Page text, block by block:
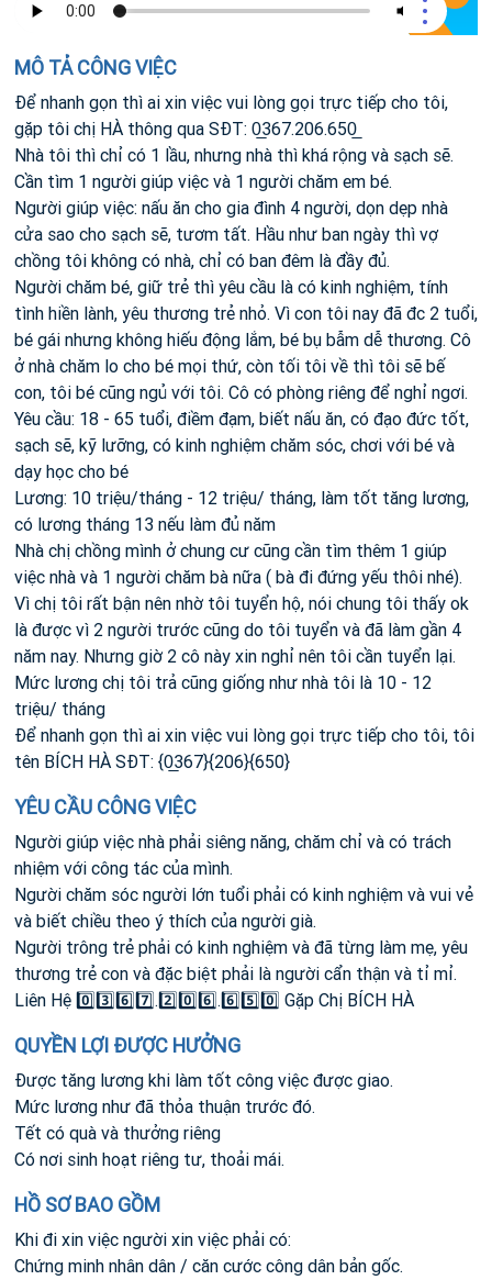
MÔ TẢ CÔNG VIỆC
Để nhanh gọn thì ai xin việc vui lòng gọi trực tiếp cho tôi,
gặp tôi chị HÀ thông qua SĐT: 0̲367.206.650̲
Nhà tôi thì chỉ có 1 lầu, nhưng nhà thì khá rộng và sạch sẽ.
Cần tìm 1 người giúp việc và 1 người chăm em bé.
Người giúp việc: nấu ăn cho gia đình 4 người, dọn dẹp nhà
cửa sao cho sạch sẽ, tươm tất. Hầu như ban ngày thì vợ
chồng tôi không có nhà, chỉ có ban đêm là đầy đủ.
Người chăm bé, giữ trẻ thì yêu cầu là có kinh nghiệm, tính
tình hiền lành, yêu thương trẻ nhỏ. Vì con tôi nay đã đc 2 tuổi,
bé gái nhưng không hiếu động lắm, bé bụ bẫm dễ thương. Cô
ở nhà chăm lo cho bé mọi thứ, còn tối tôi về thì tôi sẽ bế
con, tôi bé cũng ngủ với tôi. Cô có phòng riêng để nghỉ ngơi.
Yêu cầu: 18 - 65 tuổi, điềm đạm, biết nấu ăn, có đạo đức tốt,
sạch sẽ, kỹ lưỡng, có kinh nghiệm chăm sóc, chơi với bé và
dạy học cho bé
Lương: 10 triệu/tháng - 12 triệu/ tháng, làm tốt tăng lương,
có lương tháng 13 nếu làm đủ năm
Nhà chị chồng mình ở chung cư cũng cần tìm thêm 1 giúp
việc nhà và 1 người chăm bà nữa ( bà đi đứng yếu thôi nhé).
Vì chị tôi rất bận nên nhờ tôi tuyển hộ, nói chung tôi thấy ok
là được vì 2 người trước cũng do tôi tuyển và đã làm gần 4
năm nay. Nhưng giờ 2 cô này xin nghỉ nên tôi cần tuyển lại.
Mức lương chị tôi trả cũng giống như nhà tôi là 10 - 12
triệu/ tháng
Để nhanh gọn thì ai xin việc vui lòng gọi trực tiếp cho tôi, tôi
tên BÍCH HÀ SĐT: {0̲367}{206}{650}
YÊU CẦU CÔNG VIỆC
Người giúp việc nhà phải siêng năng, chăm chỉ và có trách
nhiệm với công tác của mình.
Người chăm sóc người lớn tuổi phải có kinh nghiệm và vui vẻ
và biết chiều theo ý thích của người già.
Người trông trẻ phải có kinh nghiệm và đã từng làm mẹ, yêu
thương trẻ con và đặc biệt phải là người cẩn thận và tỉ mỉ.
Liên Hệ 0️⃣3️⃣6️⃣7️⃣.2️⃣0️⃣6️⃣.6️⃣5️⃣0️⃣ Gặp Chị BÍCH HÀ
QUYỀN LỢI ĐƯỢC HƯỞNG
Được tăng lương khi làm tốt công việc được giao.
Mức lương như đã thỏa thuận trước đó.
Tết có quà và thưởng riêng
Có nơi sinh hoạt riêng tư, thoải mái.
HỒ SƠ BAO GỒM
Khi đi xin việc người xin việc phải có:
Chứng minh nhân dân / căn cước công dân bản gốc.